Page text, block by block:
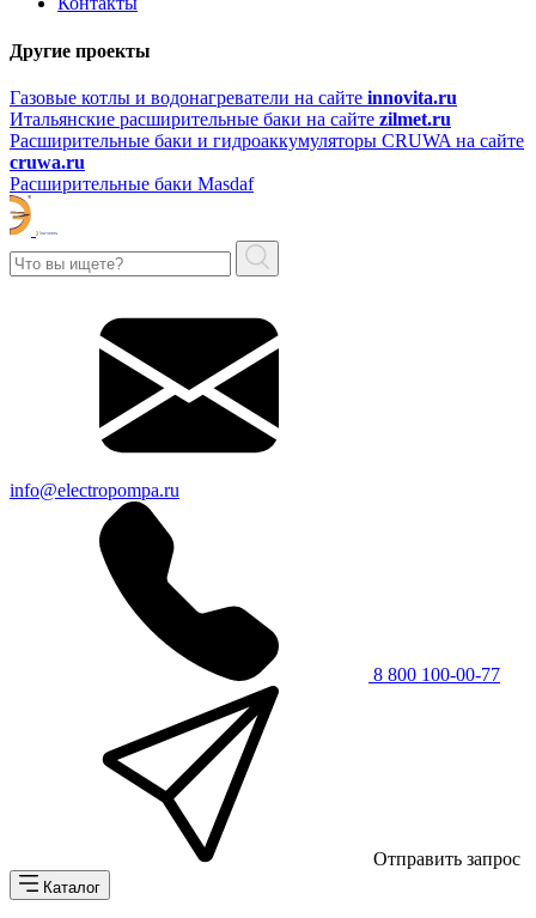
Другие проекты
Газовые котлы и водонагреватели на сайте innovita.ru
Итальянские расширительные баки на сайте zilmet.ru
Расширительные баки и гидроаккумуляторы CRUWA на сайте
cruwa.ru
Расширительные баки Masdaf
info@electropompa.ru
8 800 100-00-77
Отправить запрос
Каталог